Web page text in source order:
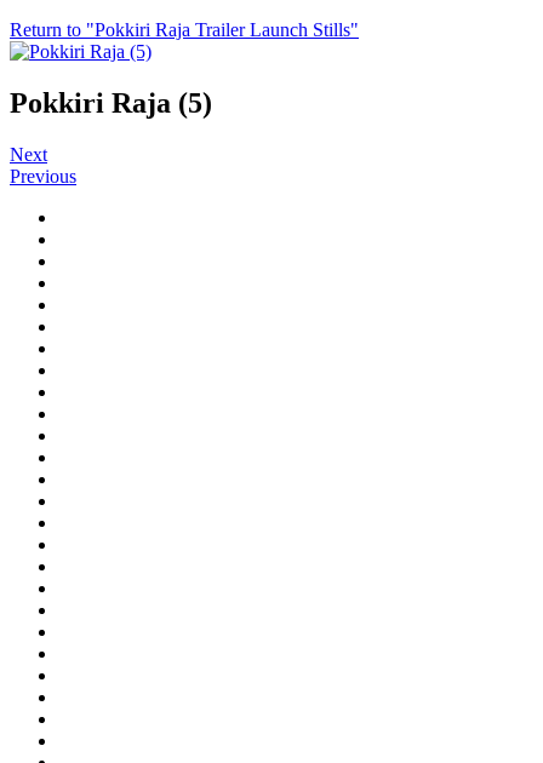
Return to "Pokkiri Raja Trailer Launch Stills"
Pokkiri Raja (5)
Next
Previous